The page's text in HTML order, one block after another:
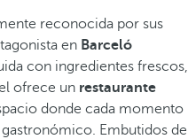
reconocida por sus
en Barceló
con ingredientes frescos,
ofrece un restaurante
donde cada momento
Embutidos de